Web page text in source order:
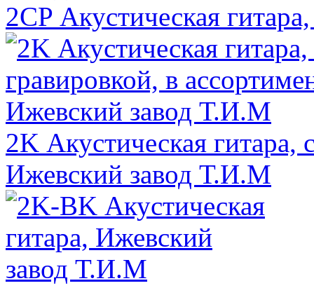
2CP Акустическая
2K Акустическая гитара,
Ижевский завод Т.И.М